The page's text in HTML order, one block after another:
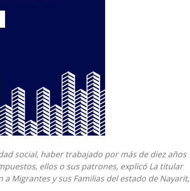
social, haber trabajado por más de diez años
ellos o sus patrones, explicó La titular
Migrantes y sus Familias del estado de Nayarit,